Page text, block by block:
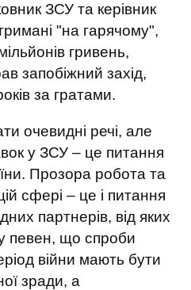
ЗСУ та керівник
"на гарячому",
гривень,
запобіжний захід,
за гратами.
очевидні речі, але
у ЗСУ – це питання
Прозора робота та
сфері – це і питання
партнерів, від яких
певен, що спроби
війни мають бути
зради, а